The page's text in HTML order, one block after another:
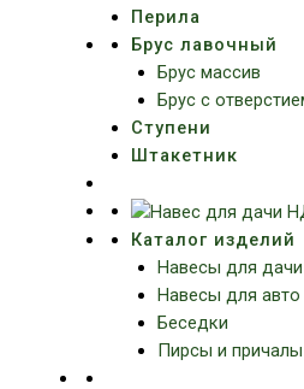
Перила
Брус лавочный
Брус массив
Брус с
Ступени
Штакетник
Каталог изделий
Навесы для дачи
Навесы для авто
Беседки
Пирсы и причалы